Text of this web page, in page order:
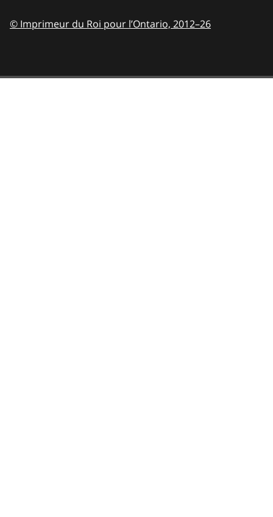
© Imprimeur du Roi pour l’Ontario, 2012–26